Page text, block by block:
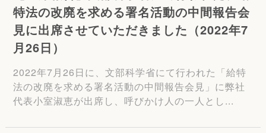
特法の改廃を求める署名活動の中間報告会
見に出席させていただきました（2022年7
月26日）
2022年7月26日に、文部科学省にて行われた「給特
法の改廃を求める署名活動の中間報告会見」に弊社
代表小室淑恵が出席し、呼びかけ人の一人とし...